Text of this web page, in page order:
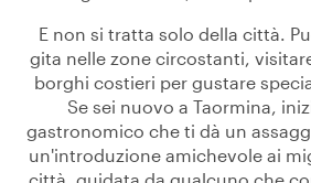
E non si tratta solo della città.
gita nelle zone circostanti,
borghi costieri per gustare
Se sei nuovo a Taormina,
gastronomico che ti dà un
un'introduzione amichevole ai